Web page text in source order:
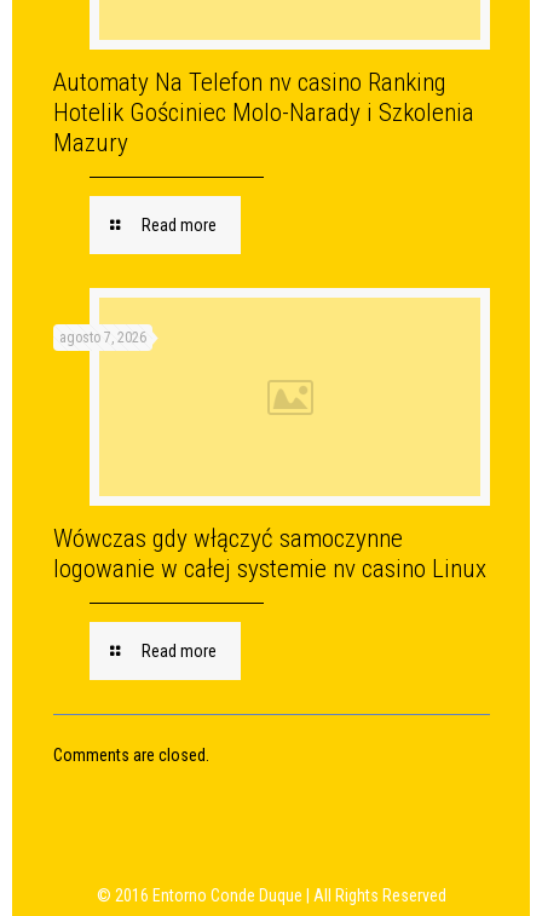
Automaty Na Telefon nv casino Ranking
Hotelik Gościniec Molo-Narady i Szkolenia
Mazury
Read more
agosto 7, 2026
Wówczas gdy włączyć samoczynne
logowanie w całej systemie nv casino Linux
Read more
Comments are closed.
© 2016 Entorno Conde Duque | All Rights Reserved